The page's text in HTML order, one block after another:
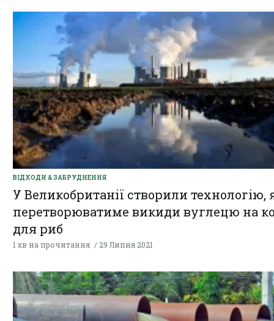
ВІДХОДИ & ЗАБРУДНЕННЯ
У Великобританії створили технологію,
перетворюватиме викиди вуглецю на
для риб
1 хв на прочитання 29 Липня 2021